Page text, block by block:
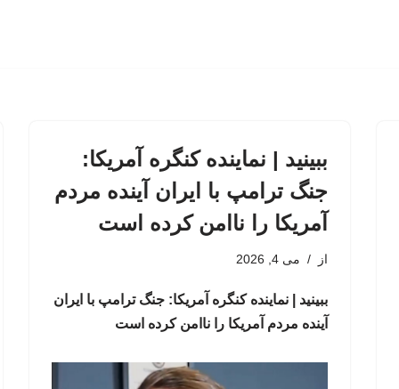
ببینید | نماینده کنگره آمریکا:
جنگ ترامپ با ایران آینده مردم
آمریکا را ناامن کرده است
از می 4, 2026
ببینید | نماینده کنگره آمریکا: جنگ ترامپ با ایران
آینده مردم آمریکا را ناامن کرده است